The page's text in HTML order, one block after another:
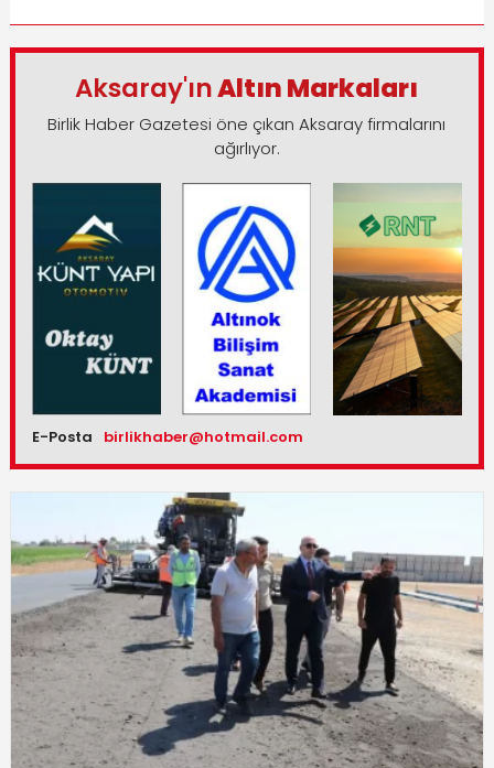
Aksaray'ınAltın Markaları
Birlik Haber Gazetesi öne çıkan Aksaray firmalarını
ağırlıyor.
E-Posta birlikhaber@hotmail.com